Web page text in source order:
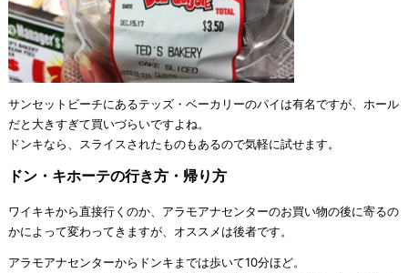
サンセットビーチにあるテッズ・ベーカリーのパイは有名ですが、ホール
だと大きすぎて買いづらいですよね。
ドンキなら、スライスされたものもあるので気軽に試せます。
ドン・キホーテの行き方・帰り方
ワイキキから直接行くのか、アラモアナセンターのお買い物の後に寄るの
かによって変わってきますが、オススメは後者です。
アラモアナセンターからドンキまでは歩いて10分ほど。